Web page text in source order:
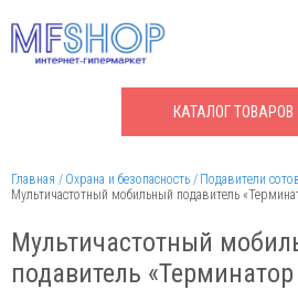
КАТАЛОГТОВАРОВ
Главная Охрана и безопасность
Подавители
Мультичастотный мобильный подавитель
Мультичастотный
подавитель